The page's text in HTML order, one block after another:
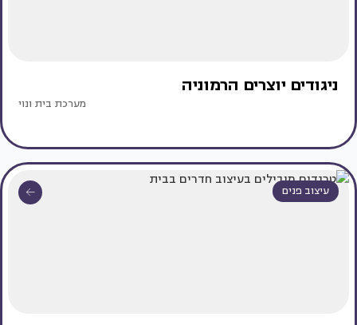
ניגודים יוצרים הרמוניה
מערכת בית ונוי
עיצוב פנים